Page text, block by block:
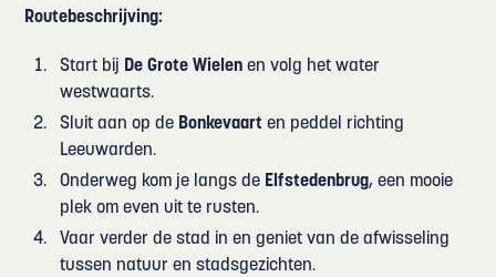
Routebeschrijving:
Start bij De Grote Wielen en volg het water
westwaarts.
Sluit aan op de Bonkevaart en peddel richting
Leeuwarden.
Onderweg kom je langs de Elfstedenbrug, een mooie
plek om even uit te rusten.
Vaar verder de stad in en geniet van de afwisseling
tussen natuur en stadsgezichten.